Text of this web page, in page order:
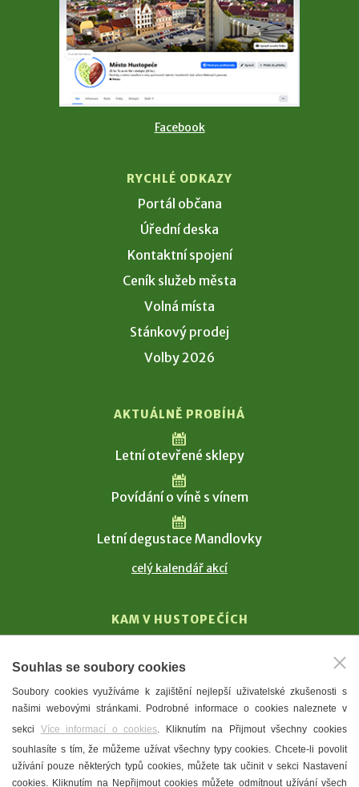
Facebook
RYCHLÉ ODKAZY
Portál občana
Úřední deska
Kontaktní spojení
Ceník služeb města
Volná místa
Stánkový prodej
Volby 2026
AKTUÁLNĚ PROBÍHÁ
Letní otevřené sklepy
Povídání o víně s vínem
Letní degustace Mandlovky
celý kalendář akcí
KAM V HUSTOPEČÍCH
T. G. Masaryk
Mandloně
Ubytování
Restaurace
Městské muzeum a galerie
Souhlas se soubory cookies
Soubory cookies využíváme k zajištění nejlepší uživatelské zkušenosti s
našimi webovými stránkami. Podrobné informace o cookies naleznete v
sekci Více informací o cookies. Kliknutím na Přijmout všechny cookies
souhlasíte s tím, že můžeme užívat všechny typy cookies. Chcete-li povolit
užívání pouze některých typů cookies, můžete tak učinit v sekci Nastavení
cookies. Kliknutím na Nepřijmout cookies můžete odmítnout užívání všech